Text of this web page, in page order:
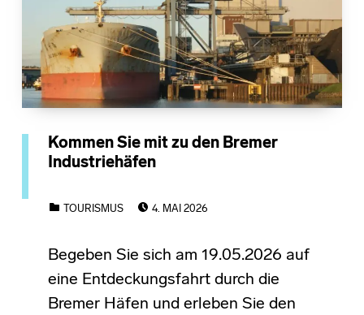
Kommen Sie mit zu den Bremer
Industriehäfen
TOURISMUS
4. MAI 2026
Begeben Sie sich am 19.05.2026 auf
eine Entdeckungsfahrt durch die
Bremer Häfen und erleben Sie den